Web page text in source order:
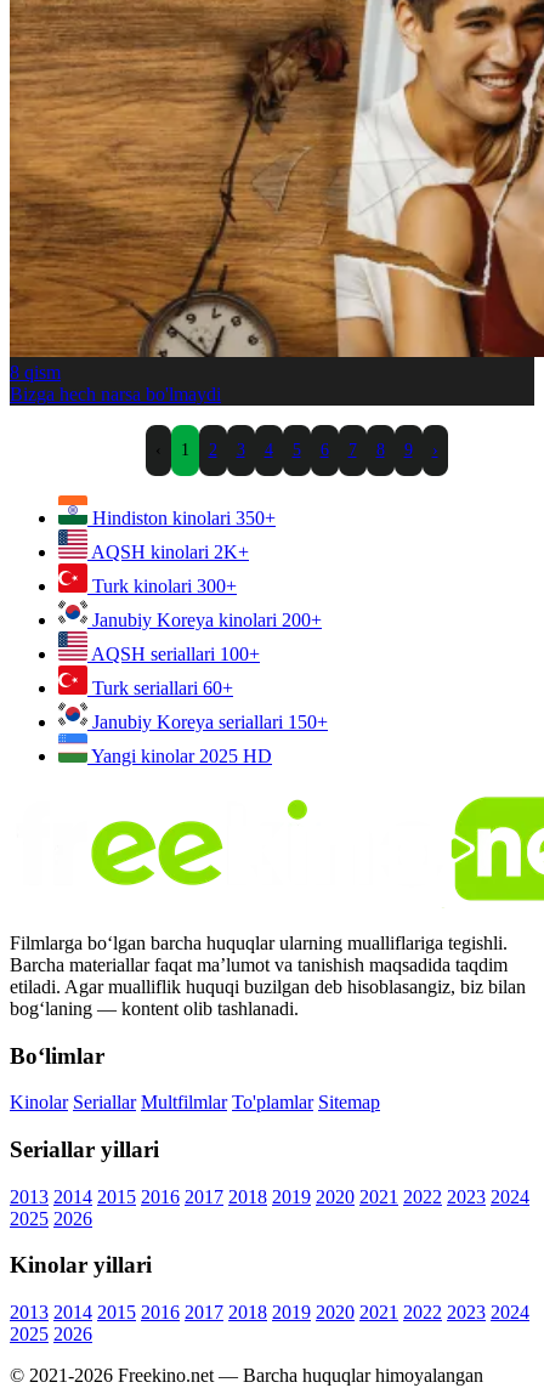
8 qism
Bizga hech narsa bo'lmaydi
‹ 1 2 3 4 5 6 7 8 9 ›
Hindiston kinolari 350+
AQSH kinolari 2K+
Turk kinolari 300+
Janubiy Koreya kinolari 200+
AQSH seriallari 100+
Turk seriallari 60+
Janubiy Koreya seriallari 150+
Yangi kinolar 2025 HD
Filmlarga bo‘lgan barcha huquqlar ularning mualliflariga tegishli.
Barcha materiallar faqat ma’lumot va tanishish maqsadida taqdim
etiladi. Agar mualliflik huquqi buzilgan deb hisoblasangiz, biz bilan
bog‘laning — kontent olib tashlanadi.
Bo‘limlar
Kinolar Seriallar Multfilmlar To'plamlar Sitemap
Seriallar yillari
2013 2014 2015 2016 2017 2018 2019 2020 2021 2022 2023 2024
2025 2026
Kinolar yillari
2013 2014 2015 2016 2017 2018 2019 2020 2021 2022 2023 2024
2025 2026
© 2021-2026 Freekino.net — Barcha huquqlar himoyalangan